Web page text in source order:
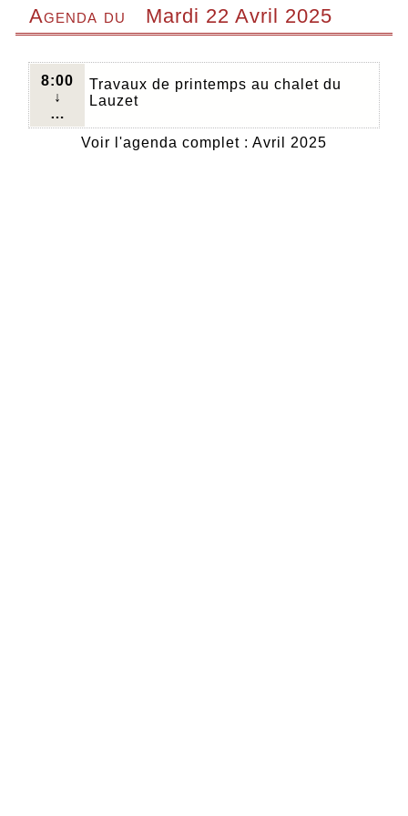
Agenda du Mardi 22 Avril 2025
8:00
↓
…
Travaux de printemps au chalet du
Lauzet
Voir l'agenda complet : Avril 2025